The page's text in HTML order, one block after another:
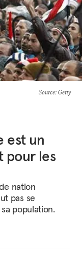
Source: Getty
est un
pour les
nation
pas se
population.